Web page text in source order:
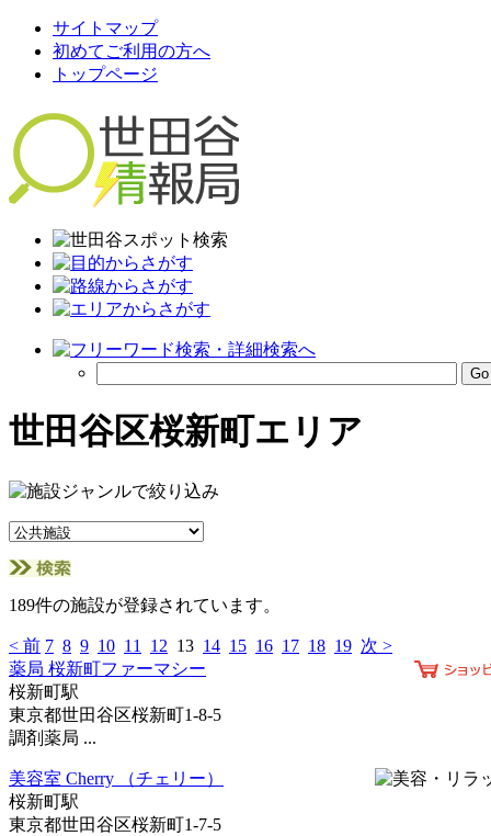
サイトマップ
初めてご利用の方へ
トップページ
世田谷区桜新町エリア
189件の施設が登録されています。
< 前 7 8 9 10 11 12 13 14 15 16 17 18 19 次 >
薬局 桜新町ファーマシー
桜新町駅
東京都世田谷区桜新町1-8-5
調剤薬局 ...
美容室 Cherry （チェリー）
桜新町駅
東京都世田谷区桜新町1-7-5